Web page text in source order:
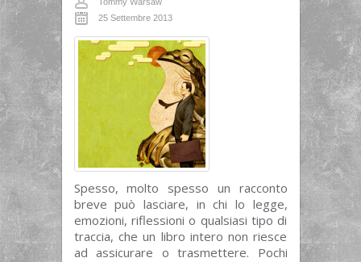
25 Settembre 2013
Spesso, molto spesso un racconto
breve può lasciare, in chi lo legge,
emozioni, riflessioni o qualsiasi tipo di
traccia, che un libro intero non riesce
ad assicurare o trasmettere. Pochi